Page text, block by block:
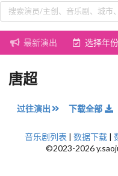
最新演出 选择年份
唐超
过往演出 下载全部
音乐剧列表 | 数据下载 |
©2023-2026